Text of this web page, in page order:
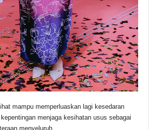
mampu memperluaskan lagi kesedaran
menjaga kesihatan usus sebagai
menyeluruh.